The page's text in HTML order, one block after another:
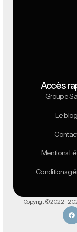
Accès
Groupe
Le blog
Mentions
Conditions
Copyrigt © 2022 -